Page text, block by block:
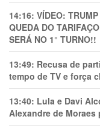
14:16: VÍDEO:
QUEDA DO
SERÁ NO 1° TURNO!!
13:49: Recusa de
tempo de TV e força
13:40: Lula e Davi
Alexandre de